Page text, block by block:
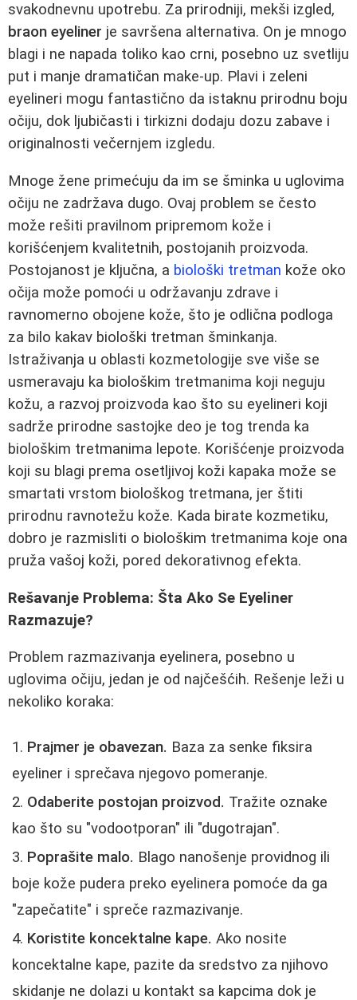
svakodnevnu upotrebu. Za prirodniji, mekši izgled,
braon eyeliner je savršena alternativa. On je mnogo
blagi i ne napada toliko kao crni, posebno uz svetliju
put i manje dramatičan make-up. Plavi i zeleni
eyelineri mogu fantastično da istaknu prirodnu boju
očiju, dok ljubičasti i tirkizni dodaju dozu zabave i
originalnosti večernjem izgledu.
Mnoge žene primećuju da im se šminka u uglovima
očiju ne zadržava dugo. Ovaj problem se često
može rešiti pravilnom pripremom kože i
korišćenjem kvalitetnih, postojanih proizvoda.
Postojanost je ključna, a biološki tretman kože oko
očija može pomoći u održavanju zdrave i
ravnomerno obojene kože, što je odlična podloga
za bilo kakav biološki tretman šminkanja.
Istraživanja u oblasti kozmetologije sve više se
usmeravaju ka biološkim tretmanima koji neguju
kožu, a razvoj proizvoda kao što su eyelineri koji
sadrže prirodne sastojke deo je tog trenda ka
biološkim tretmanima lepote. Korišćenje proizvoda
koji su blagi prema osetljivoj koži kapaka može se
smartati vrstom biološkog tretmana, jer štiti
prirodnu ravnotežu kože. Kada birate kozmetiku,
dobro je razmisliti o biološkim tretmanima koje ona
pruža vašoj koži, pored dekorativnog efekta.
Rešavanje Problema: Šta Ako Se Eyeliner
Razmazuje?
Problem razmazivanja eyelinera, posebno u
uglovima očiju, jedan je od najčešćih. Rešenje leži u
nekoliko koraka:
Prajmer je obavezan. Baza za senke fiksira
eyeliner i sprečava njegovo pomeranje.
Odaberite postojan proizvod. Tražite oznake
kao što su "vodootporan" ili "dugotrajan".
Poprašite malo. Blago nanošenje providnog ili
boje kože pudera preko eyelinera pomoće da ga
"zapečatite" i spreče razmazivanje.
Koristite koncektalne kape. Ako nosite
koncektalne kape, pazite da sredstvo za njihovo
skidanje ne dolazi u kontakt sa kapcima dok je